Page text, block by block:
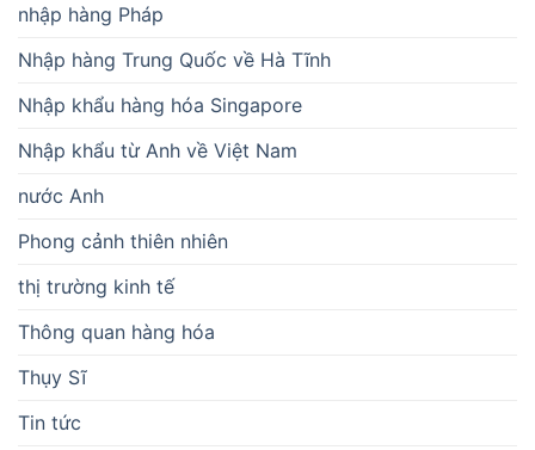
nhập hàng Pháp
Nhập hàng Trung Quốc về Hà Tĩnh
Nhập khẩu hàng hóa Singapore
Nhập khẩu từ Anh về Việt Nam
nước Anh
Phong cảnh thiên nhiên
thị trường kinh tế
Thông quan hàng hóa
Thụy Sĩ
Tin tức